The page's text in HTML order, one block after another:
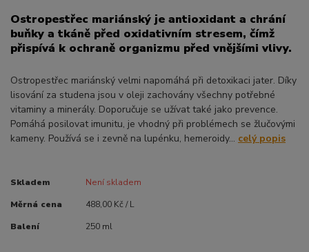
Ostropestřec mariánský je antioxidant a chrání
buňky a tkáně před oxidativním stresem, čímž
přispívá k ochraně organizmu před vnějšími vlivy.
Ostropestřec mariánský velmi napomáhá při detoxikaci jater. Díky
lisování za studena jsou v oleji zachovány všechny potřebné
vitaminy a minerály. Doporučuje se užívat také jako prevence.
Pomáhá posilovat imunitu, je vhodný při problémech se žlučovými
kameny. Používá se i zevně na lupénku, hemeroidy... celý popis
Skladem Není skladem
Měrná cena 488,00 Kč / L
Balení 250 ml